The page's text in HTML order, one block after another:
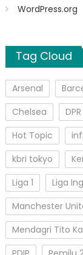
WordPress.org
Tag Cloud
Arsenal
Chelsea
DPR
Hot Topic
kbri tokyo
Liga 1
Liga
Manchester
Mendagri Tito